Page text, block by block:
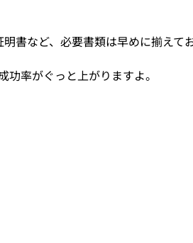
明書など、必要書類は早めに揃えて
率がぐっと上がりますよ。